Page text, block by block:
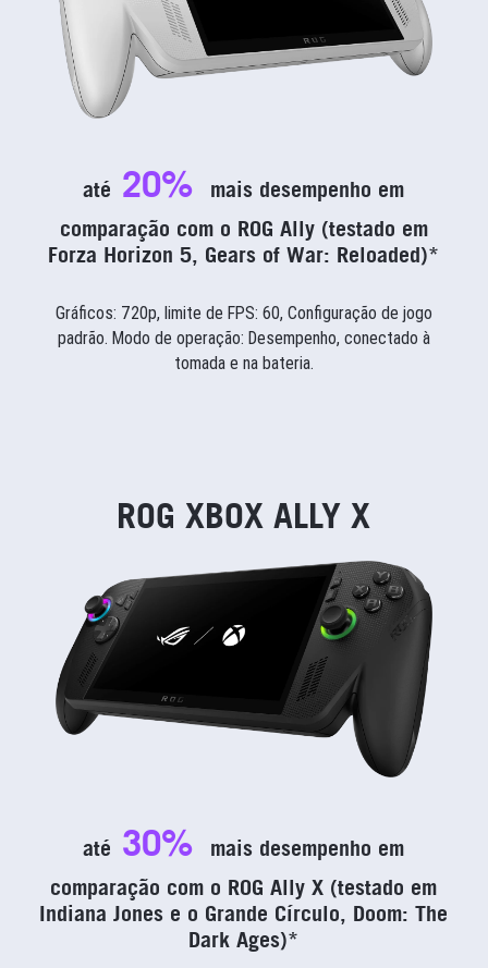
até 20%
mais desempenho em
comparação com o ROG Ally (testado em
Forza Horizon 5, Gears of War: Reloaded)*
Gráficos: 720p, limite de FPS: 60, Configuração de jogo
padrão. Modo de operação: Desempenho, conectado à
tomada e na bateria.
ROG XBOX ALLY X
até 30%
mais desempenho em
comparação com o ROG Ally X (testado em
Indiana Jones e o Grande Círculo, Doom: The
Dark Ages)*